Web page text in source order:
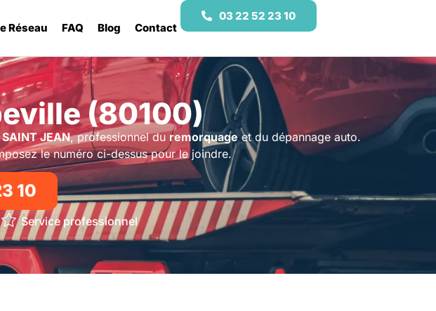
Réseau FAQ Blog Contact
03 22 52 23 10
(80100)
SAINT JEAN, professionnel du remorquageet du dépannage auto.
le numéro ci-dessus pour le joindre.
10
Service professionnel